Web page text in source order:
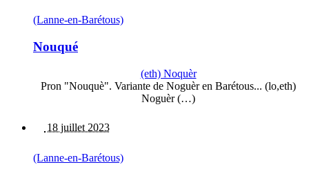
(Lanne-en-Barétous)
Nouqué
(eth) Noquèr
Pron "Nouquè". Variante de Noguèr en Barétous... (lo,eth)
Noguèr (…)
18 juillet 2023
(Lanne-en-Barétous)